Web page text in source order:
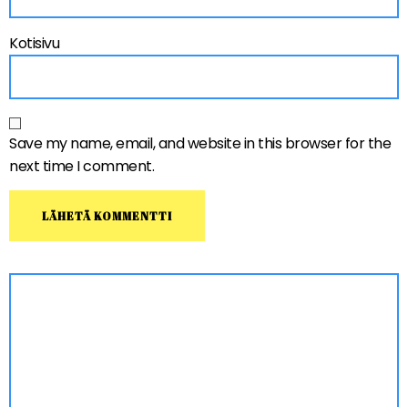
Kotisivu
Save my name, email, and website in this browser for the
next time I comment.